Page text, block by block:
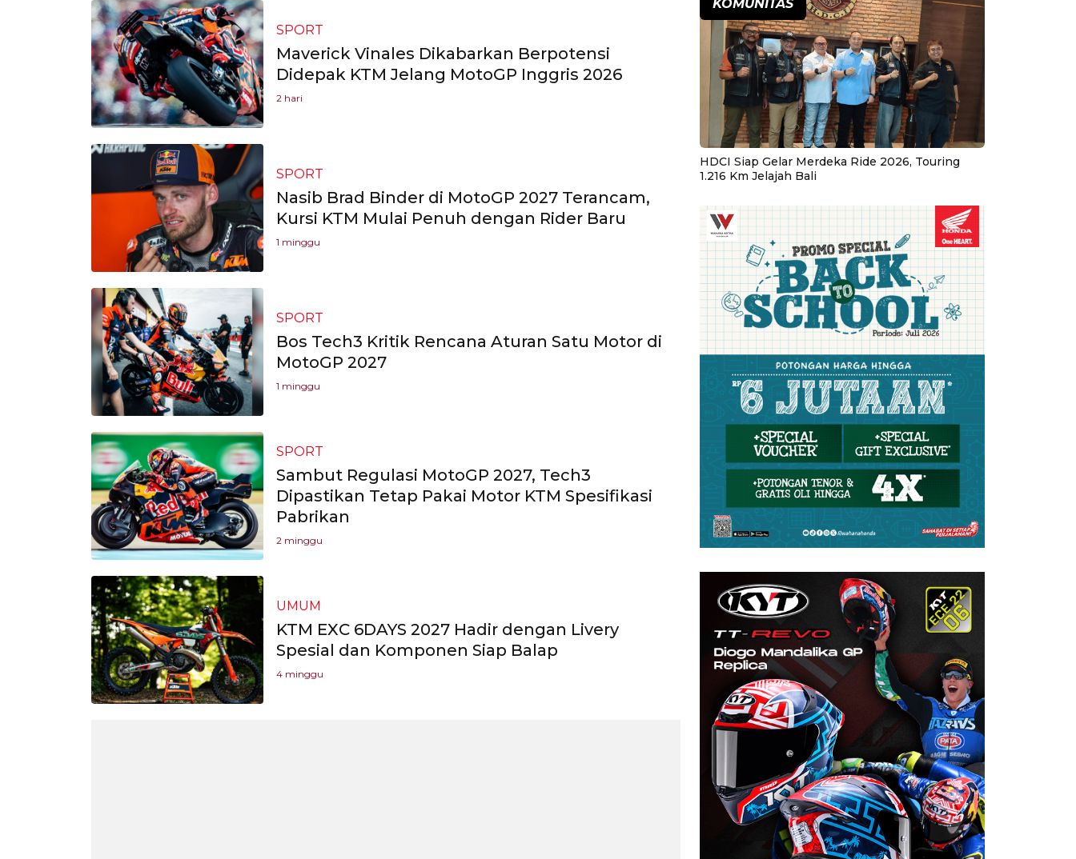
SPORT
Maverick Vinales Dikabarkan Berpotensi
Didepak KTM Jelang MotoGP Inggris 2026
2 hari
SPORT
Nasib Brad Binder di MotoGP 2027 Terancam,
Kursi KTM Mulai Penuh dengan Rider Baru
1 minggu
SPORT
Bos Tech3 Kritik Rencana Aturan Satu Motor di
MotoGP 2027
1 minggu
SPORT
Sambut Regulasi MotoGP 2027, Tech3
Dipastikan Tetap Pakai Motor KTM Spesifikasi
Pabrikan
2 minggu
UMUM
KTM EXC 6DAYS 2027 Hadir dengan Livery
Spesial dan Komponen Siap Balap
4 minggu
KOMUNITAS
HDCI Siap Gelar Merdeka Ride 2026, Touring
1.216 Km Jelajah Bali